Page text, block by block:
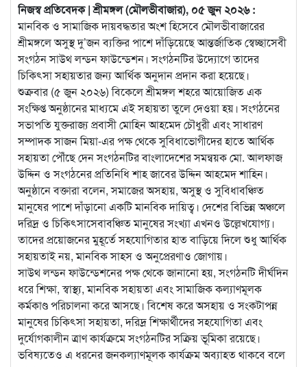
নিজস্ব প্রতিবেদক | শ্রীমঙ্গল (মৌলভীবাজার), ০৫ জুন ২০২৬ :
মানবিক ও সামাজিক দায়বদ্ধতার অংশ হিসেবে মৌলভীবাজারের
শ্রীমঙ্গলে অসুস্থ দু’জন ব্যক্তির পাশে দাঁড়িয়েছে আন্তর্জাতিক স্বেচ্ছাসেবী
সংগঠন সাউথ লন্ডন ফাউন্ডেশন।সংগঠনটির উদ্যোগে তাদের
চিকিৎসা সহায়তার জন্য আর্থিক অনুদান প্রদান করা হয়েছে।
শুক্রবার (৫ জুন ২০২৬) বিকেলে শ্রীমঙ্গল শহরে আয়োজিত এক
সংক্ষিপ্ত অনুষ্ঠানের মাধ্যমে এই সহায়তা তুলে দেওয়া হয়। সংগঠনের
সভাপতি যুক্তরাজ্য প্রবাসী মোহিন আহমেদ চৌধুরী এবং সাধারণ
সম্পাদক সাজন মিয়া-এর পক্ষ থেকে সুবিধাভোগীদের হাতে আর্থিক
সহায়তা পৌঁছে দেন সংগঠনটির বাংলাদেশের সমন্বয়ক মো. আলফাজ
উদ্দিন ও সংগঠনের প্রতিনিধি শাহ জাবের উদ্দিন আহমেদ শাহিন।
অনুষ্ঠানে বক্তারা বলেন, সমাজের অসহায়, অসুস্থ ও সুবিধাবঞ্চিত
মানুষের পাশে দাঁড়ানো একটি মানবিক দায়িত্ব। দেশের বিভিন্ন অঞ্চলে
দরিদ্র ও চিকিৎসাসেবাবঞ্চিত মানুষের সংখ্যা এখনও উল্লেখযোগ্য।
তাদের প্রয়োজনের মুহূর্তে সহযোগিতার হাত বাড়িয়ে দিলে শুধু আর্থিক
সহায়তাই নয়, মানবিক সাহস ও অনুপ্রেরণাও জোগায়।
সাউথ লন্ডন ফাউন্ডেশনের পক্ষ থেকে জানানো হয়, সংগঠনটি দীর্ঘদিন
ধরে শিক্ষা, স্বাস্থ্য, মানবিক সহায়তা এবং সামাজিক কল্যাণমূলক
কর্মকাণ্ড পরিচালনা করে আসছে। বিশেষ করে অসহায় ও সংকটাপন্ন
মানুষের চিকিৎসা সহায়তা, দরিদ্র শিক্ষার্থীদের সহযোগিতা এবং
দুর্যোগকালীন ত্রাণ কার্যক্রমে সংগঠনটির সক্রিয় ভূমিকা রয়েছে।
ভবিষ্যতেও এ ধরনের জনকল্যাণমূলক কার্যক্রম অব্যাহত থাকবে বলে